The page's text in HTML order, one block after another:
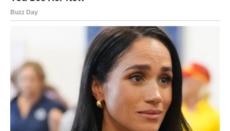
Poruka sudbine: Ljubav dolazi kada prestanete da
ŠKORPIJA – Tajna koja izlazi na
videlo
Subota je intenzivna. Moguće je razotkrivanje istine ili
priznanje koje menja tok odnosa.